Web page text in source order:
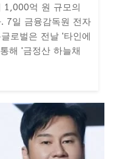
1,000억 원 규모의
7일 금융감독원 전자
로벌은 전날 '타인에
해 '금정산 하늘채